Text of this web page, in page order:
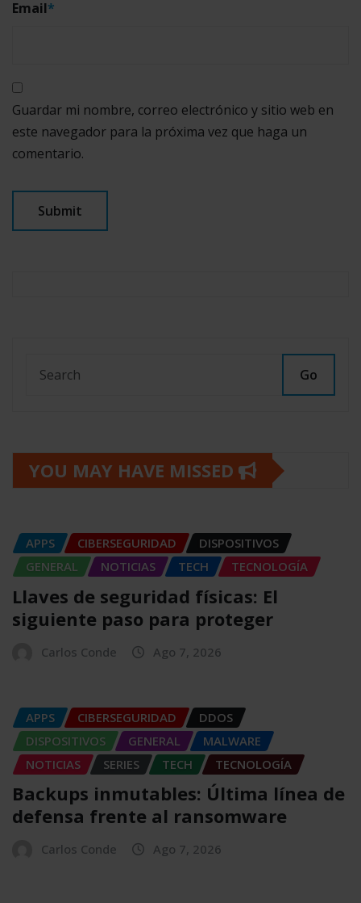
Email*
Guardar mi nombre, correo electrónico y sitio web en
este navegador para la próxima vez que haga un
comentario.
Go
YOU MAY HAVE MISSED
APPS CIBERSEGURIDAD
DISPOSITIVOS
GENERAL
NOTICIAS TECH TECNOLOGÍA
Llaves de seguridad físicas: El
siguiente paso para proteger
Carlos Conde Ago 7, 2026
APPS CIBERSEGURIDAD
DDOS
DISPOSITIVOS
GENERAL
MALWARE
NOTICIAS
SERIES TECH TECNOLOGÍA
Backups inmutables: Última línea de
defensa frente al ransomware
Carlos Conde Ago 7, 2026